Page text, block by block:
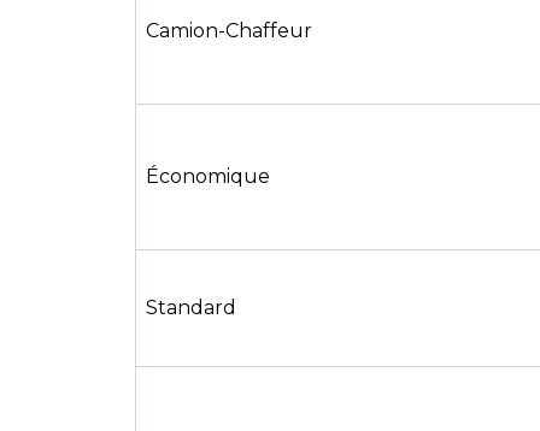
Camion-Chaffeur
Économique
Standard